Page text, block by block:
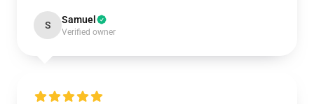
S Samuel
Verified owner